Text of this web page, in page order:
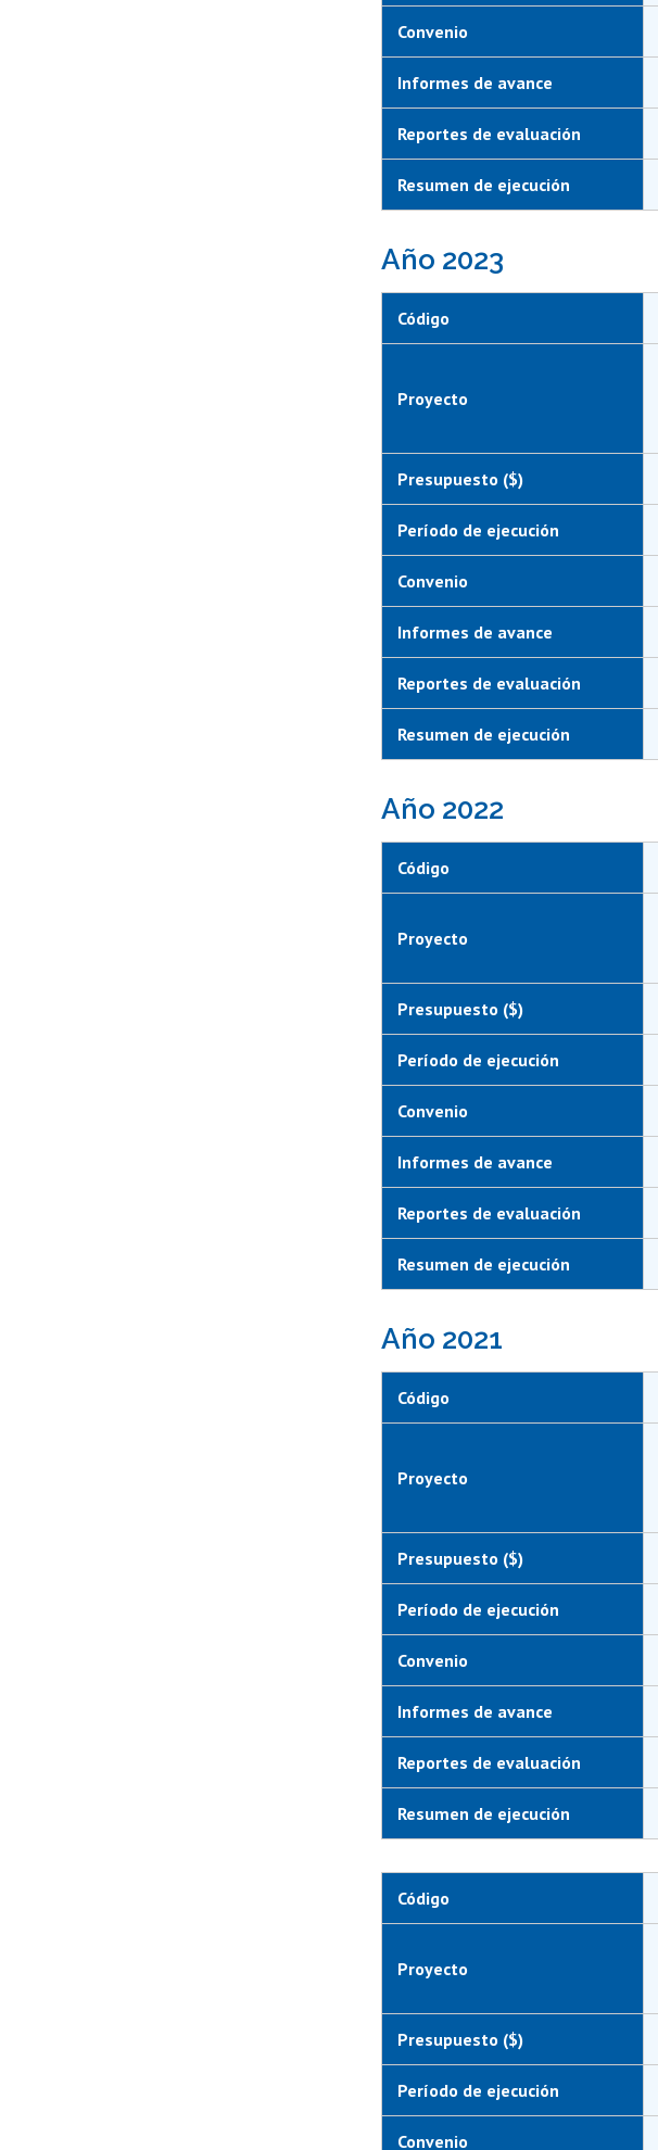
Convenio
Informes de avance
Reportes de evaluación
Resumen de ejecución
Año 2023
Código
Proyecto
Presupuesto ($)
Período de ejecución
Convenio
Informes de avance
Reportes de evaluación
Resumen de ejecución
Año 2022
Código
Proyecto
Presupuesto ($)
Período de ejecución
Convenio
Informes de avance
Reportes de evaluación
Resumen de ejecución
Año 2021
Código
Proyecto
Presupuesto ($)
Período de ejecución
Convenio
Informes de avance
Reportes de evaluación
Resumen de ejecución
Código
Proyecto
Presupuesto ($)
Período de ejecución
Convenio